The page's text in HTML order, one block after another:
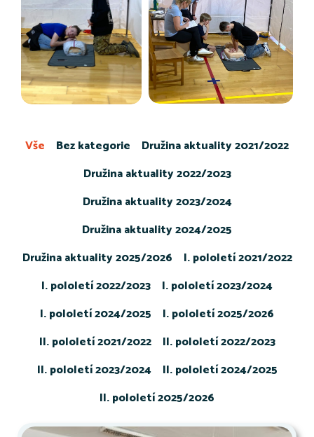
Bez kategorie
Družina aktuality 2021/2022
Družina aktuality 2022/2023
Družina aktuality 2023/2024
Družina aktuality 2024/2025
Družina aktuality 2025/2026
I. pololetí 2021/2022
I. pololetí 2022/2023
I. pololetí 2023/2024
I. pololetí 2024/2025
I. pololetí 2025/2026
II. pololetí 2021/2022
II. pololetí 2022/2023
II. pololetí 2023/2024
II. pololetí 2024/2025
II. pololetí 2025/2026
Vše